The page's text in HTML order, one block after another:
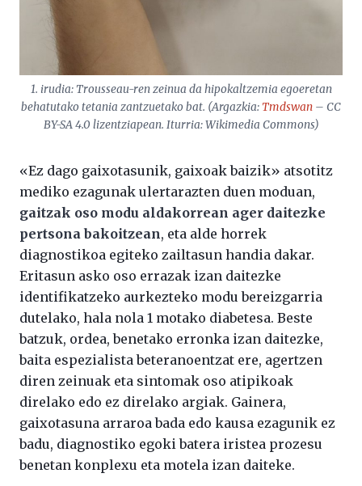
1. irudia: Trousseau-ren zeinua da hipokaltzemia egoeretan
behatutako tetania zantzuetako bat. (Argazkia:Tmdswan – CC
BY-SA 4.0 lizentziapean. Iturria: Wikimedia Commons)
«Ez dago gaixotasunik, gaixoak baizik» atsotitz
mediko ezagunak ulertarazten duen moduan,
gaitzak oso modu aldakorrean ager daitezke
pertsona bakoitzean, eta alde horrek
diagnostikoa egiteko zailtasun handia dakar.
Eritasun asko oso errazak izan daitezke
identifikatzeko aurkezteko modu bereizgarria
dutelako, hala nola 1 motako diabetesa. Beste
batzuk, ordea, benetako erronka izan daitezke,
baita espezialista beteranoentzat ere, agertzen
diren zeinuak eta sintomak oso atipikoak
direlako edo ez direlako argiak. Gainera,
gaixotasuna arraroa bada edo kausa ezagunik ez
badu, diagnostiko egoki batera iristea prozesu
benetan konplexu eta motela izan daiteke.